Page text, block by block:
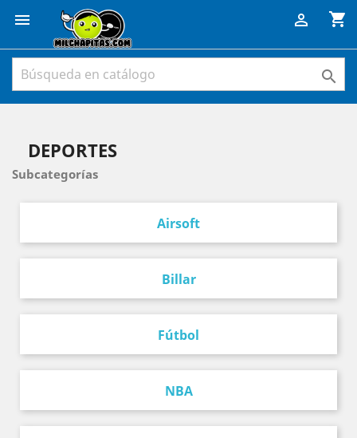
 shopping_cart


DEPORTES
Subcategorías
Airsoft
Billar
Fútbol
NBA